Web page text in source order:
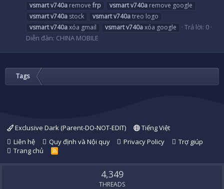
vsmartv740a removefrp vsmartv740a remove google
vsmartv740a stock vsmartv740atreo logo
vsmartv740axóa gmail vsmartv740axóa google
Trả lời: 0
Diễn đàn: CHINA MOBILE
Tags
Exclusive Dark (Parent-DO-NOT-EDIT)
Tiếng Việt
Liên hệ
Quy định và Nội quy Privacy Policy
Trợ giúp
Trang chủ
R
S
4,349
THREADS